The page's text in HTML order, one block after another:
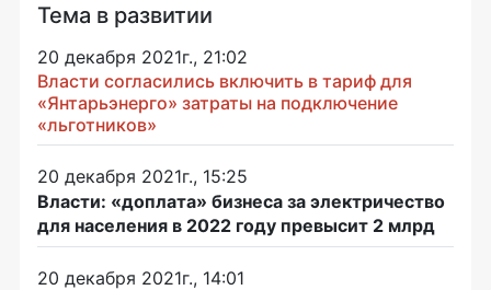
Тема в развитии
20 декабря 2021г., 21:02
Власти согласились включить в тариф для
«Янтарьэнерго» затраты на подключение
«льготников»
20 декабря 2021г., 15:25
Власти: «доплата» бизнеса за электричество
для населения в 2022 году превысит 2 млрд
20 декабря 2021г., 14:01